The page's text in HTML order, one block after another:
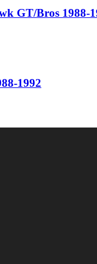
GT/Bros 1988-
1992